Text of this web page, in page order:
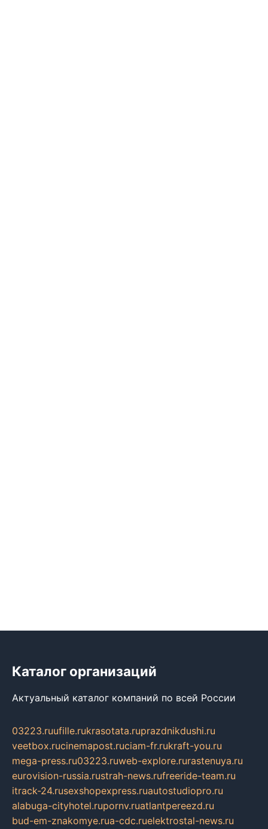
Каталог организаций
Актуальный каталог компаний по всей России
03223.ruufille.rukrasotata.ruprazdnikdushi.ru
veetbox.rucinemapost.ruciam-fr.rukraft-you.ru
mega-press.ru03223.ruweb-explore.rurastenuya.ru
eurovision-russia.rustrah-news.rufreeride-team.ru
itrack-24.rusexshopexpress.ruautostudiopro.ru
alabuga-cityhotel.rupornv.ruatlantpereezd.ru
bud-em-znakomye.rua-cdc.ruelektrostal-news.ru